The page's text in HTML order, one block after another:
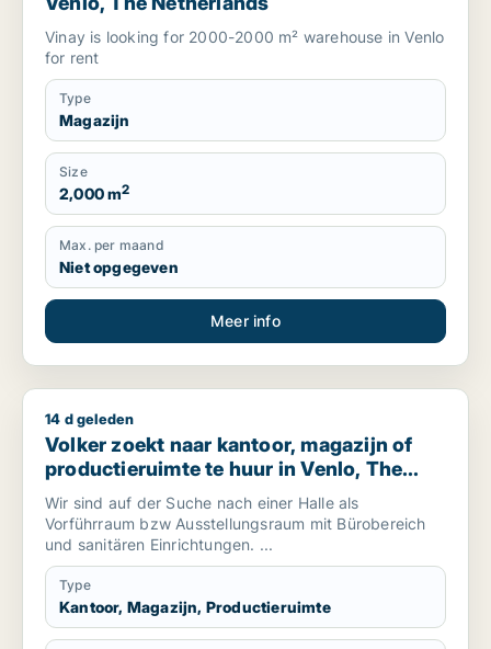
Vinay is looking for 2000-2000 m² warehouse in Venlo
for rent
Type
Magazijn
Size
2,000 m2
Max. per maand
Niet opgegeven
Meer info
Volker zoekt naar kantoor, magazijn of productieruimte te
14 d geleden
Volker zoekt naar kantoor, magazijn of
productieruimte te huur in Venlo, The
Netherlands
Wir sind auf der Suche nach einer Halle als
Vorführraum bzw Ausstellungsraum mit Bürobereich
und sanitären Einrichtungen. ...
Type
Kantoor, Magazijn, Productieruimte